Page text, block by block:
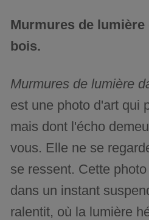
Murmures de lumière
bois.
Murmures de lumière
est une photo d'art qui
mais dont l'écho
vous. Elle ne se
se ressent. Cette
dans un instant
ralentit, où la lumière